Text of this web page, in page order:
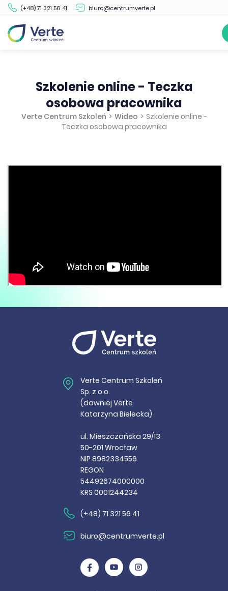
(+48) 71 321 56 41 biuro@centrumverte.pl
Szkolenie online - Teczka
osobowa pracownika
Verte Centrum Szkoleń > Wideo > Szkolenie online -
Teczka osobowa pracownika
Verte Centrum Szkoleń
Sp. z o.o.
(dawniej Verte
Katarzyna Bielecka)
ul. Mieszczańska 29/13
50-201 Wrocław
NIP 8982334556
REGON
54492674000000
KRS 0001244234
(+48) 71 321 56 41
biuro@centrumverte.pl